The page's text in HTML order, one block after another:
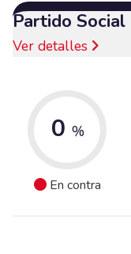
Partido
Ver detalles
0 %
En contra